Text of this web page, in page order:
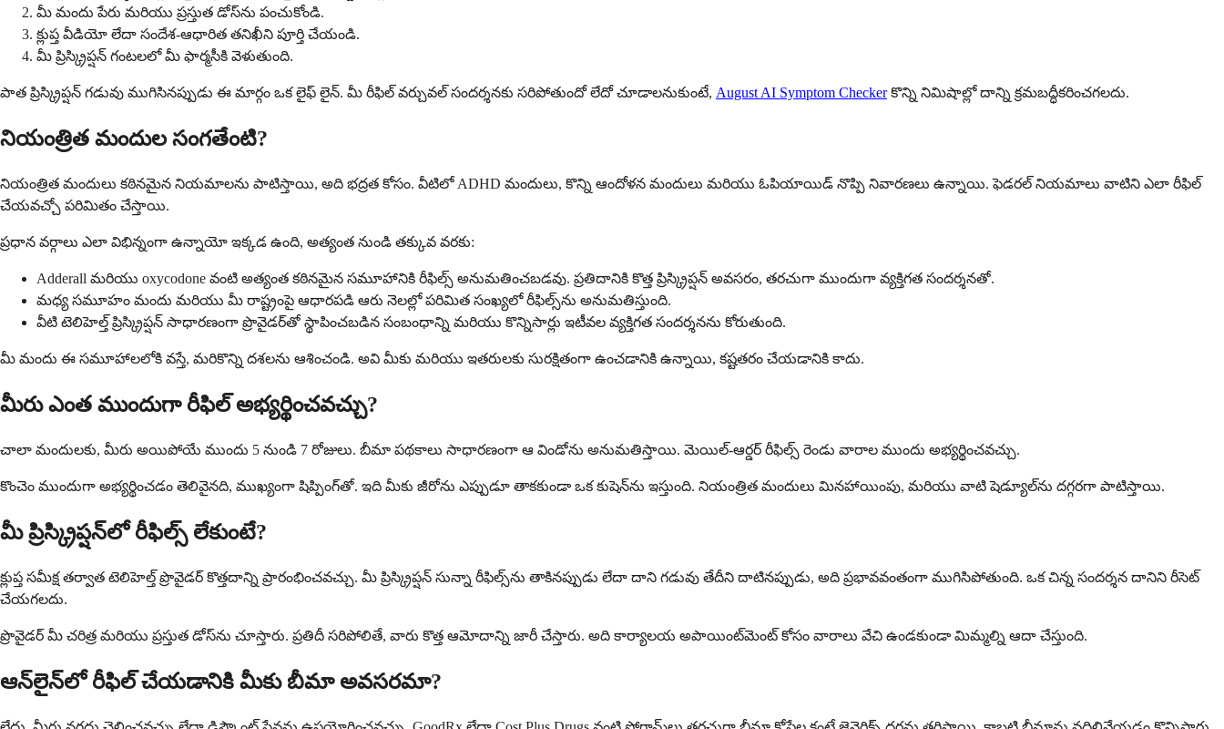
మీ మందు పేరు మరియు ప్రస్తుత డోస్‌ను పంచుకోండి.
క్లుప్త వీడియో లేదా సందేశ-ఆధారిత తనిఖీని పూర్తి చేయండి.
మీ ప్రిస్క్రిప్షన్ గంటలలో మీ ఫార్మసీకి వెళుతుంది.
పాత ప్రిస్క్రిప్షన్ గడువు ముగిసినప్పుడు ఈ మార్గం ఒక లైఫ్ లైన్. మీ రీఫిల్ వర్చువల్ సందర్శనకు సరిపోతుందో లేదో చూడాలనుకుంటే, August AI Symptom Checkerకొన్ని నిమిషాల్లో దాన్ని క్రమబద్ధీకరించగలదు.
నియంత్రిత మందుల సంగతేంటి?
నియంత్రిత మందులు కఠినమైన నియమాలను పాటిస్తాయి, అది భద్రత కోసం. వీటిలో ADHD మందులు, కొన్ని ఆందోళన మందులు మరియు ఓపియాయిడ్ నొప్పి నివారణలు ఉన్నాయి. ఫెడరల్ నియమాలు వాటిని ఎలా రీఫిల్
చేయవచ్చో పరిమితం చేస్తాయి.
ప్రధాన వర్గాలు ఎలా విభిన్నంగా ఉన్నాయో ఇక్కడ ఉంది, అత్యంత నుండి తక్కువ వరకు:
Adderall మరియు oxycodone వంటి అత్యంత కఠినమైన సమూహానికి రీఫిల్స్ అనుమతించబడవు. ప్రతిదానికి కొత్త ప్రిస్క్రిప్షన్ అవసరం, తరచుగా ముందుగా వ్యక్తిగత సందర్శనతో.
మధ్య సమూహం మందు మరియు మీ రాష్ట్రంపై ఆధారపడి ఆరు నెలల్లో పరిమిత సంఖ్యలో రీఫిల్స్‌ను అనుమతిస్తుంది.
వీటి టెలిహెల్త్ ప్రిస్క్రిప్షన్ సాధారణంగా ప్రొవైడర్‌తో స్థాపించబడిన సంబంధాన్ని మరియు కొన్నిసార్లు ఇటీవల వ్యక్తిగత సందర్శనను కోరుతుంది.
మీ మందు ఈ సమూహాలలోకి వస్తే, మరికొన్ని దశలను ఆశించండి. అవి మీకు మరియు ఇతరులకు సురక్షితంగా ఉంచడానికి ఉన్నాయి, కష్టతరం చేయడానికి కాదు.
మీరు ఎంత ముందుగా రీఫిల్ అభ్యర్థించవచ్చు?
చాలా మందులకు, మీరు అయిపోయే ముందు 5 నుండి 7 రోజులు. బీమా పథకాలు సాధారణంగా ఆ విండోను అనుమతిస్తాయి. మెయిల్-ఆర్డర్ రీఫిల్స్ రెండు వారాల ముందు అభ్యర్థించవచ్చు.
కొంచెం ముందుగా అభ్యర్థించడం తెలివైనది, ముఖ్యంగా షిప్పింగ్‌తో. ఇది మీకు జీరోను ఎప్పుడూ తాకకుండా ఒక కుషెన్‌ను ఇస్తుంది. నియంత్రిత మందులు మినహాయింపు, మరియు వాటి షెడ్యూల్‌ను దగ్గరగా పాటిస్తాయి.
మీ ప్రిస్క్రిప్షన్‌లో రీఫిల్స్ లేకుంటే?
క్లుప్త సమీక్ష తర్వాత టెలిహెల్త్ ప్రొవైడర్ కొత్తదాన్ని ప్రారంభించవచ్చు. మీ ప్రిస్క్రిప్షన్ సున్నా రీఫిల్స్‌ను తాకినప్పుడు లేదా దాని గడువు తేదీని దాటినప్పుడు, అది ప్రభావవంతంగా ముగిసిపోతుంది. ఒక చిన్న సందర్శన దానిని రీసెట్
చేయగలదు.
ప్రొవైడర్ మీ చరిత్ర మరియు ప్రస్తుత డోస్‌ను చూస్తారు. ప్రతిదీ సరిపోలితే, వారు కొత్త ఆమోదాన్ని జారీ చేస్తారు. అది కార్యాలయ అపాయింట్‌మెంట్ కోసం వారాలు వేచి ఉండకుండా మిమ్మల్ని ఆదా చేస్తుంది.
ఆన్‌లైన్‌లో రీఫిల్ చేయడానికి మీకు బీమా అవసరమా?